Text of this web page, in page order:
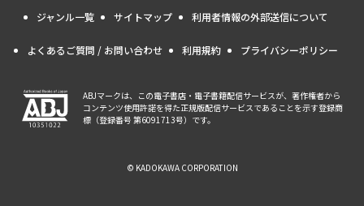
ジャンル一覧 サイトマップ 利用者情報の外部送信について
よくあるご質問 / お問い合わせ 利用規約 プライバシーポリシー
ABJマークは、この電子書店・電子書籍配信サービスが、著作権者から
コンテンツ使用許諾を得た正規版配信サービスであることを示す登録商
標（登録番号 第6091713号）です。
© KADOKAWA CORPORATION